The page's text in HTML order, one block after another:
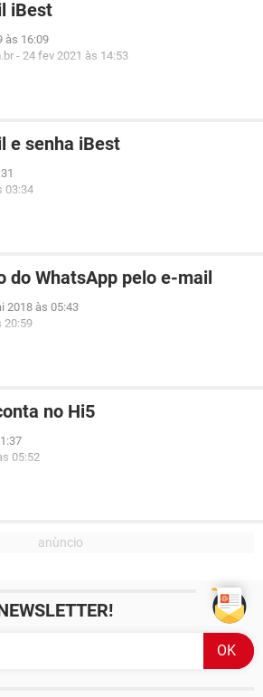
iBest
às 16:09
- 24 fev 2021 às 14:53
e senha iBest
03:34
do WhatsApp pelo e-mail
2018 às 05:43
20:59
no Hi5
05:52